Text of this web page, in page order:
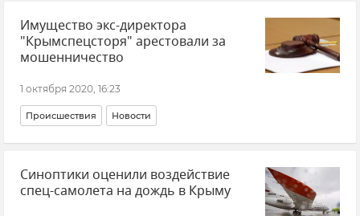
Имущество экс-директора
"Крымспецсторя" арестовали за
мошенничество
1 октября 2020, 16:23
Происшествия Новости
Синоптики оценили воздействие
спец-самолета на дождь в Крыму